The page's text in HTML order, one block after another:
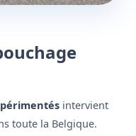
intervient
toute la Belgique.